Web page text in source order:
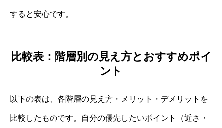
すると安心です。
比較表：階層別の見え方とおすすめポイ
ント
以下の表は、各階層の見え方・メリット・デメリットを
比較したものです。自分の優先したいポイント（近さ・